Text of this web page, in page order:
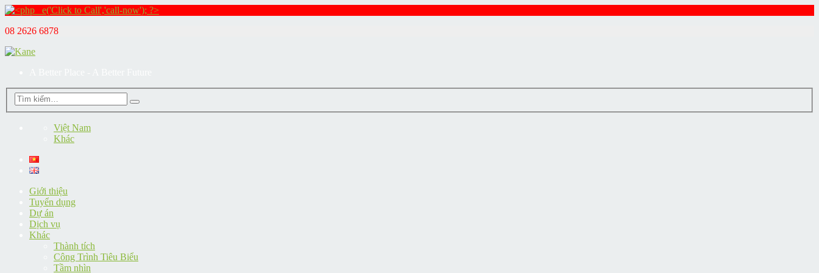
08 2626 6878
Việt Nam
Khác
Giới thiệu
Tuyển dụng
Dự án
Dịch vụ
Khác
Thành tích
Công Trình Tiêu Biểu
Tầm nhìn